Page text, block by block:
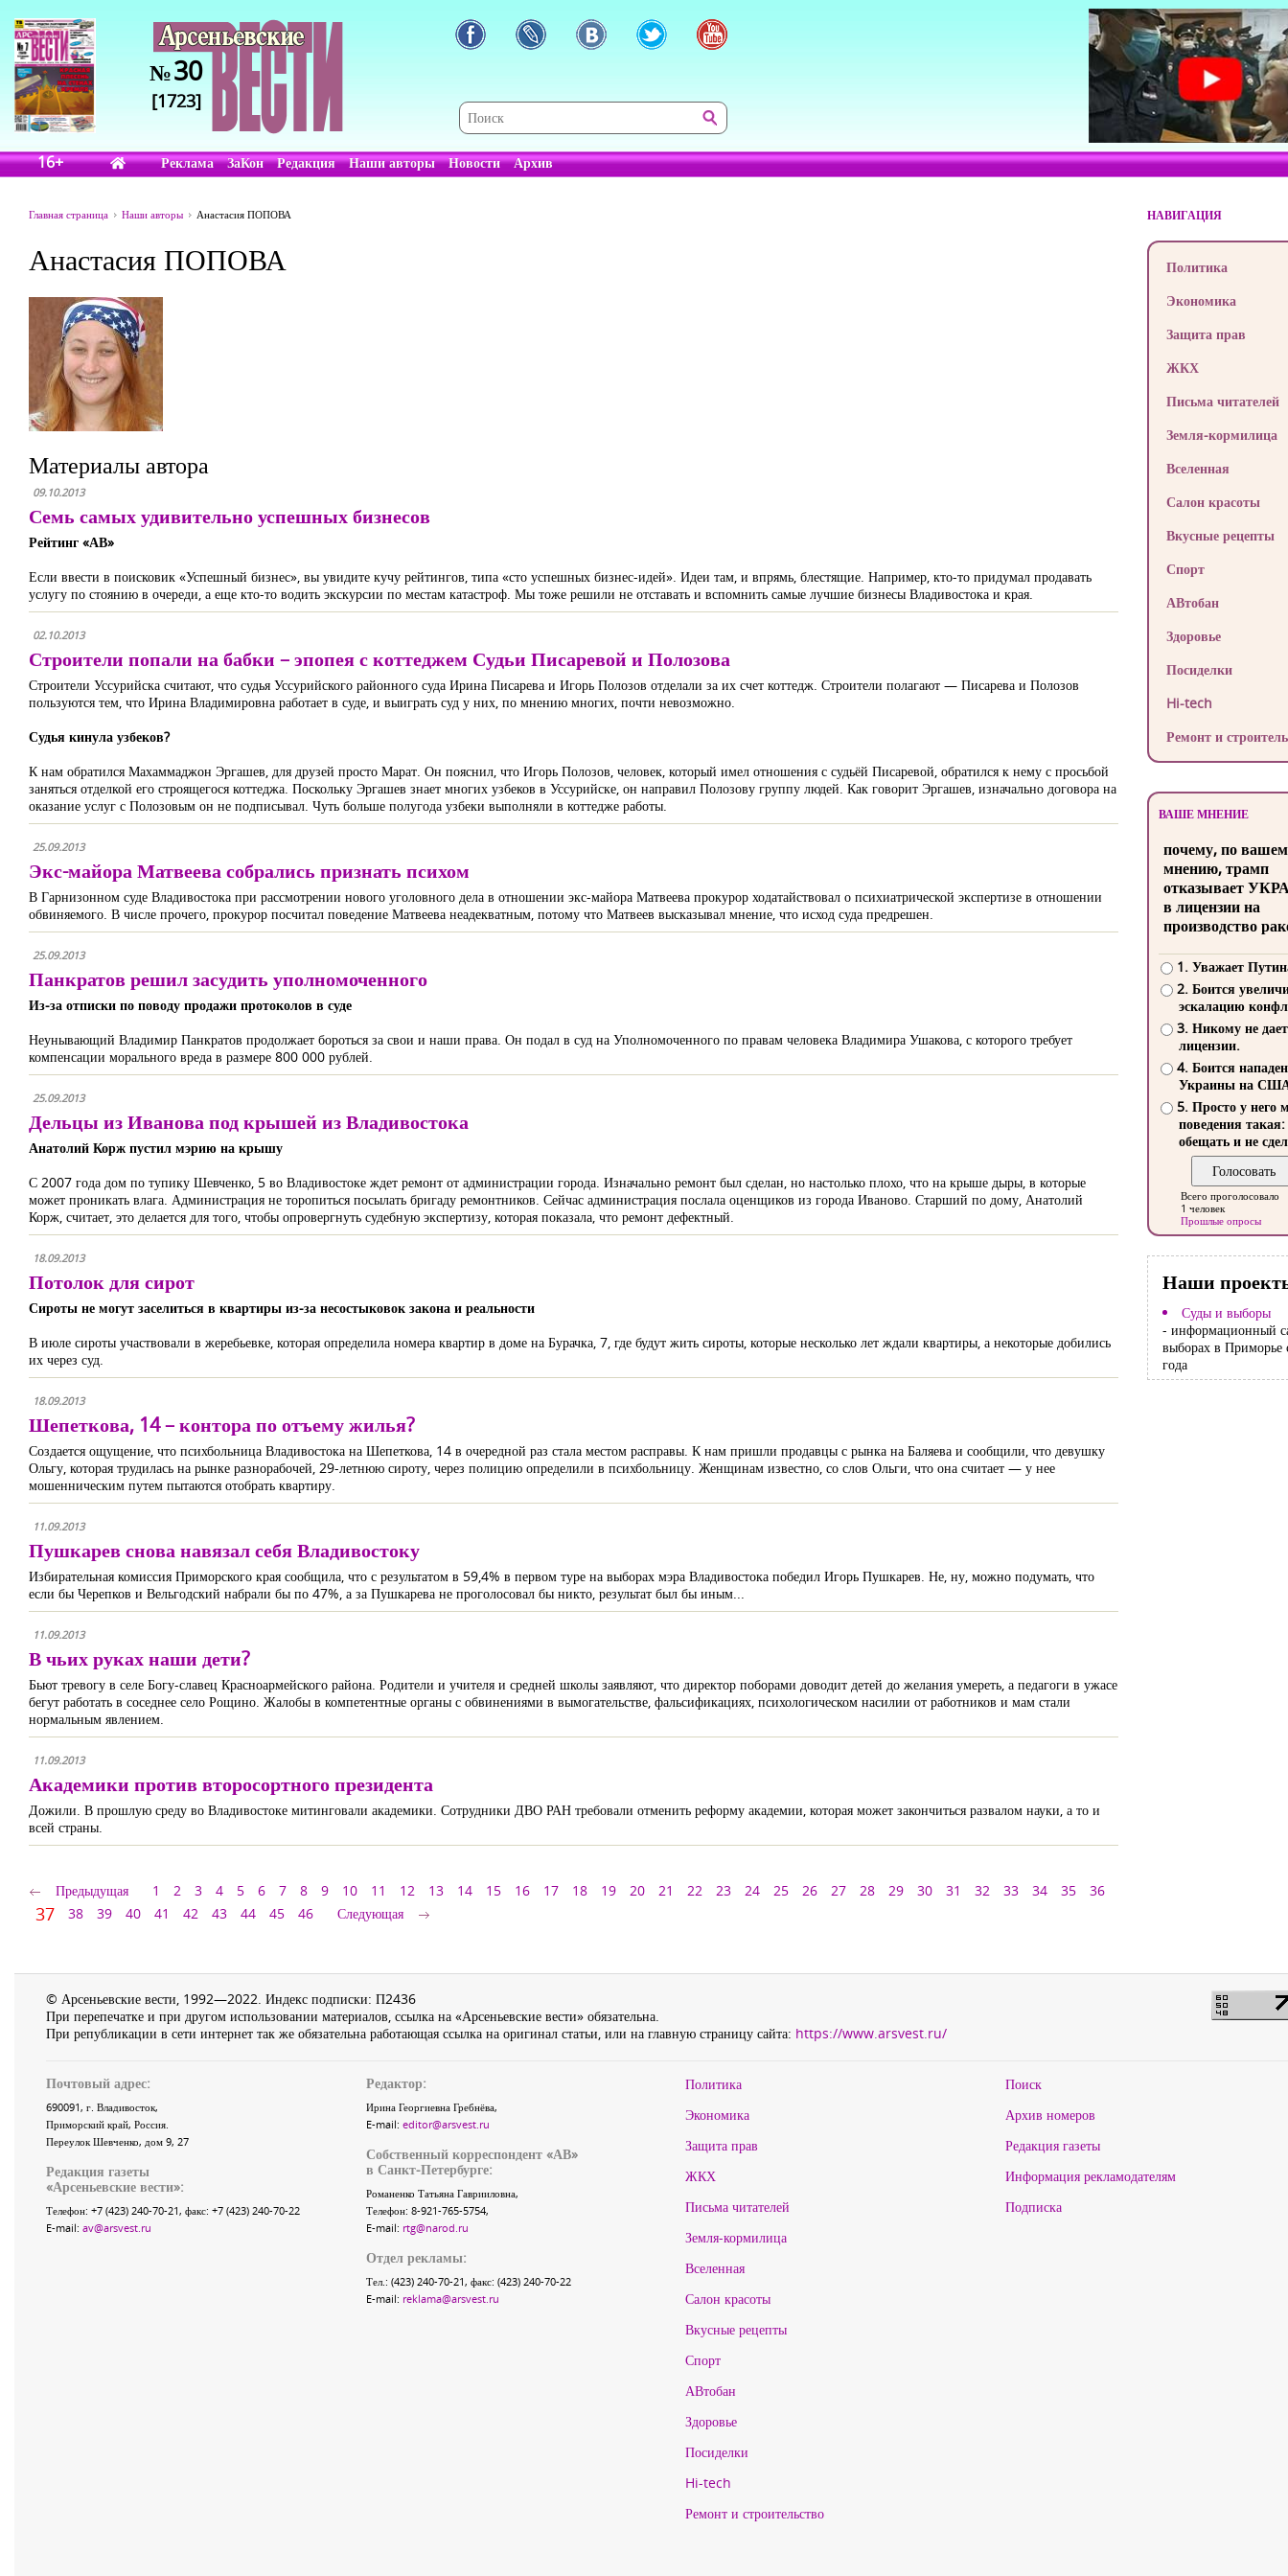
№30
[1723]
16+ Реклама ЗаКон Редакция Наши авторы Новости Архив
Главная страница Наши авторы Анастасия ПОПОВА
Анастасия ПОПОВА
Материалы автора
09.10.2013
Семь самых удивительно успешных бизнесов
Рейтинг «АВ»
Если ввести в поисковик «Успешный бизнес», вы увидите кучу рейтингов, типа «сто успешных бизнес-идей». Идеи там, и впрямь, блестящие. Например, кто-то придумал продавать
услугу по стоянию в очереди, а еще кто-то водить экскурсии по местам катастроф. Мы тоже решили не отставать и вспомнить самые лучшие бизнесы Владивостока и края.
02.10.2013
Строители попали на бабки – эпопея с коттеджем Судьи Писаревой и Полозова
Строители Уссурийска считают, что судья Уссурийского районного суда Ирина Писарева и Игорь Полозов отделали за их счет коттедж. Строители полагают — Писарева и Полозов
пользуются тем, что Ирина Владимировна работает в суде, и выиграть суд у них, по мнению многих, почти невозможно.
Судья кинула узбеков?
К нам обратился Махаммаджон Эргашев, для друзей просто Марат. Он пояснил, что Игорь Полозов, человек, который имел отношения с судьёй Писаревой, обратился к нему с просьбой
заняться отделкой его строящегося коттеджа. Поскольку Эргашев знает многих узбеков в Уссурийске, он направил Полозову группу людей. Как говорит Эргашев, изначально договора на
оказание услуг с Полозовым он не подписывал. Чуть больше полугода узбеки выполняли в коттедже работы.
25.09.2013
Экс-майора Матвеева собрались признать психом
В Гарнизонном суде Владивостока при рассмотрении нового уголовного дела в отношении экс-майора Матвеева прокурор ходатайствовал о психиатрической экспертизе в отношении
обвиняемого. В числе прочего, прокурор посчитал поведение Матвеева неадекватным, потому что Матвеев высказывал мнение, что исход суда предрешен.
25.09.2013
Панкратов решил засудить уполномоченного
Из-за отписки по поводу продажи протоколов в суде
Неунывающий Владимир Панкратов продолжает бороться за свои и наши права. Он подал в суд на Уполномоченного по правам человека Владимира Ушакова, с которого требует
компенсации морального вреда в размере 800 000 рублей.
25.09.2013
Дельцы из Иванова под крышей из Владивостока
Анатолий Корж пустил мэрию на крышу
С 2007 года дом по тупику Шевченко, 5 во Владивостоке ждет ремонт от администрации города. Изначально ремонт был сделан, но настолько плохо, что на крыше дыры, в которые
может проникать влага. Администрация не торопиться посылать бригаду ремонтников. Сейчас администрация послала оценщиков из города Иваново. Старший по дому, Анатолий
Корж, считает, это делается для того, чтобы опровергнуть судебную экспертизу, которая показала, что ремонт дефектный.
18.09.2013
Потолок для сирот
Сироты не могут заселиться в квартиры из-за несостыковок закона и реальности
В июле сироты участвовали в жеребьевке, которая определила номера квартир в доме на Бурачка, 7, где будут жить сироты, которые несколько лет ждали квартиры, а некоторые добились
их через суд.
18.09.2013
Шепеткова, 14 – контора по отъему жилья?
Создается ощущение, что психбольница Владивостока на Шепеткова, 14 в очередной раз стала местом расправы. К нам пришли продавцы с рынка на Баляева и сообщили, что девушку
Ольгу, которая трудилась на рынке разнорабочей, 29-летнюю сироту, через полицию определили в психбольницу. Женщинам известно, со слов Ольги, что она считает — у нее
мошенническим путем пытаются отобрать квартиру.
11.09.2013
Пушкарев снова навязал себя Владивостоку
Избирательная комиссия Приморского края сообщила, что с результатом в 59,4% в первом туре на выборах мэра Владивостока победил Игорь Пушкарев. Не, ну, можно подумать, что
если бы Черепков и Вельгодский набрали бы по 47%, а за Пушкарева не проголосовал бы никто, результат был бы иным...
11.09.2013
В чьих руках наши дети?
Бьют тревогу в селе Богу-славец Красноармейского района. Родители и учителя и средней школы заявляют, что директор поборами доводит детей до желания умереть, а педагоги в ужасе
бегут работать в соседнее село Рощино. Жалобы в компетентные органы с обвинениями в вымогательстве, фальсификациях, психологическом насилии от работников и мам стали
нормальным явлением.
11.09.2013
Академики против второсортного президента
Дожили. В прошлую среду во Владивостоке митинговали академики. Сотрудники ДВО РАН требовали отменить реформу академии, которая может закончиться развалом науки, а то и
всей страны.
Предыдущая 1 2 3 4 5 6 7 8 9 10 11 12 13 14 15 16 17 18 19 20 21 22 23 24 25 26 27 28 29 30 31 32 33 34 35 36
37 38 39 40 41 42 43 44 45 46 Следующая
НАВИГАЦИЯ
Политика
Экономика
Защита прав
ЖКХ
Письма читателей
Земля-кормилица
Вселенная
Салон красоты
Вкусные рецепты
Спорт
АВтобан
Здоровье
Посиделки
Hi-tech
Ремонт и
ВАШЕ МНЕНИЕ
почему, по
мнению, трамп
отказывает
в лицензии на
производство
1. Уважает
2. Боится
эскалацию
3. Никому не
лицензии.
4. Боится
Украины на
5. Просто у него
поведения такая:
обещать и не
Всего проголосовало
1 человек
Прошлые опросы
Наши
Суды и выборы
- информационный
выборах в Приморье
года
© Арсеньевские вести, 1992—2022. Индекс подписки: П2436
При перепечатке и при другом использовании материалов, ссылка на «Арсеньевские вести» обязательна.
При републикации в сети интернет так же обязательна работающая ссылка на оригинал статьи, или на главную страницу сайта: https://www.arsvest.ru/
Почтовый адрес:
690091, г. Владивосток,
Приморский край, Россия.
Переулок Шевченко, дом 9, 27
Редакция газеты
«Арсеньевские вести»:
Телефон: +7 (423) 240-70-21, факс: +7 (423) 240-70-22
E-mail: av@arsvest.ru
Редактор:
Ирина Георгиевна Гребнёва,
E-mail: editor@arsvest.ru
Собственный корреспондент «АВ»
в Санкт-Петербурге:
Романенко Татьяна Гаврииловна,
Телефон: 8-921-765-5754,
E-mail: rtg@narod.ru
Отдел рекламы:
Тел.: (423) 240-70-21, факс: (423) 240-70-22
E-mail: reklama@arsvest.ru
Политика
Экономика
Защита прав
ЖКХ
Письма читателей
Земля-кормилица
Вселенная
Салон красоты
Вкусные рецепты
Спорт
АВтобан
Здоровье
Посиделки
Hi-tech
Ремонт и строительство
Поиск
Архив номеров
Редакция газеты
Информация рекламодателям
Подписка